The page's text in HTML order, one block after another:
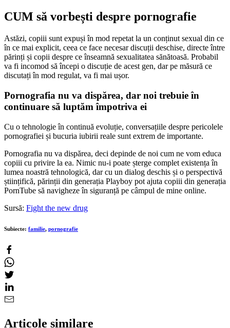
CUM să vorbești despre pornografie
Astăzi, copiii sunt expuși în mod repetat la un conținut sexual din ce
în ce mai explicit, ceea ce face necesar discuții deschise, directe între
părinți și copii despre ce înseamnă sexualitatea sănătoasă. Probabil
va fi incomod să începi o discuție de acest gen, dar pe măsură ce
discutați în mod regulat, va fi mai ușor.
Pornografia nu va dispărea, dar noi trebuie în
continuare să luptăm împotriva ei
Cu o tehnologie în continuă evoluție, conversațiile despre pericolele
pornografiei și bucuria iubirii reale sunt extrem de importante.
Pornografia nu va dispărea, deci depinde de noi cum ne vom educa
copiii cu privire la ea. Nimic nu-i poate șterge complet existența în
lumea noastră tehnologică, dar cu un dialog deschis și o perspectivă
științifică, părinții din generația Playboy pot ajuta copiii din generația
PornTube să navigheze în siguranță pe câmpul de mine online.
Sursă: Fight the new drug
Subiecte: familie, pornografie
Articole similare